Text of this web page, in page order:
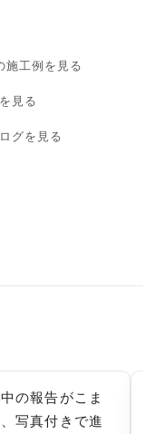
施工例を見る
見る
グを見る
の報告がこま
写真付きで進